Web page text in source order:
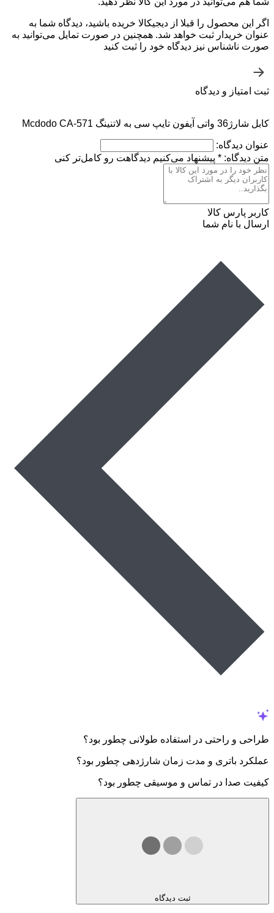
اگر این محصول را قبلا از دیجیکالا خریده باشید، دیدگاه شما به
عنوان خریدار ثبت خواهد شد. همچنین در صورت تمایل می‌توانید به
صورت ناشناس نیز دیدگاه خود را ثبت کنید
ثبت امتیاز و دیدگاه
کابل شارژ36 واتی آیفون تایپ سی به لاتنینگ Mcdodo CA-571
عنوان دیدگاه:
متن دیدگاه: * پیشنهاد می‌کنیم دیدگاهت رو کامل‌تر کنی
کاربر پارس کالا
ارسال با نام شما
طراحی و راحتی در استفاده طولانی چطور بود؟
عملکرد باتری و مدت زمان شارژدهی چطور بود؟
کیفیت صدا در تماس و موسیقی چطور بود؟
ثبت دیدگاه